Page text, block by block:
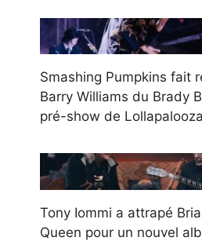
Smashing Pumpkins fait
Barry Williams du Brady
pré-show de Lollapalooza
Tony Iommi a attrapé
Queen pour un nouvel